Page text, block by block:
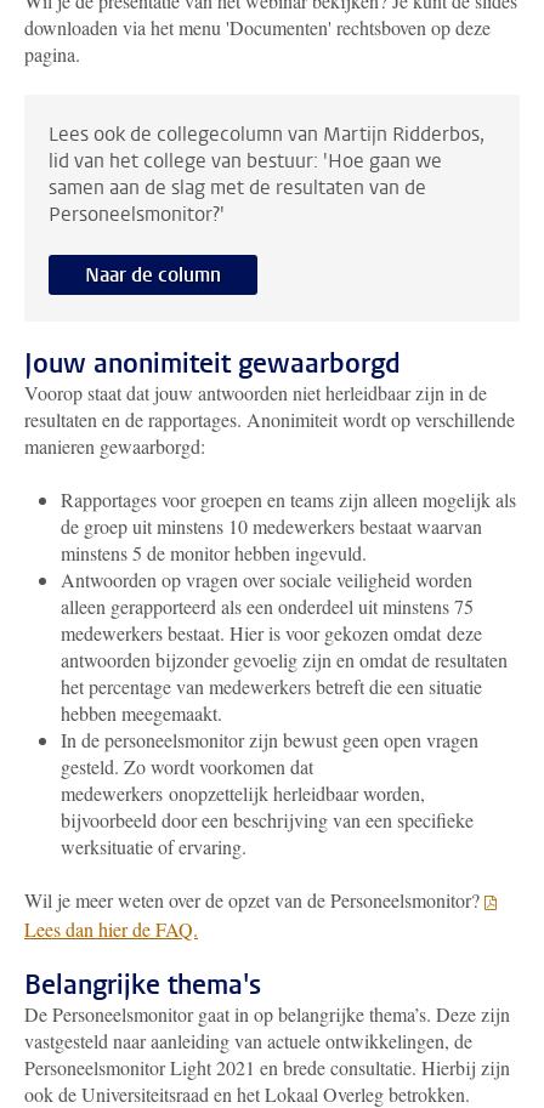
downloaden via het menu 'Documenten' rechtsboven op deze
pagina.
Lees ook de collegecolumn van Martijn Ridderbos,
lid van het college van bestuur: 'Hoe gaan we
samen aan de slag met de resultaten van de
Personeelsmonitor?'
Naar de column
Jouw anonimiteit gewaarborgd
Voorop staat dat jouw antwoorden niet herleidbaar zijn in de
resultaten en de rapportages. Anonimiteit wordt op verschillende
manieren gewaarborgd:
Rapportages voor groepen en teams zijn alleen mogelijk als
de groep uit minstens 10 medewerkers bestaat waarvan
minstens 5 de monitor hebben ingevuld.
Antwoorden op vragen over sociale veiligheid worden
alleen gerapporteerd als een onderdeel uit minstens 75
medewerkers bestaat. Hier is voor gekozen omdat deze
antwoorden bijzonder gevoelig zijn en omdat de resultaten
het percentage van medewerkers betreft die een situatie
hebben meegemaakt.
In de personeelsmonitor zijn bewust geen open vragen
gesteld. Zo wordt voorkomen dat
medewerkers onopzettelijk herleidbaar worden,
bijvoorbeeld door een beschrijving van een specifieke
werksituatie of ervaring.
Wil je meer weten over de opzet van de Personeelsmonitor?
Lees dan hier de FAQ.
Belangrijke thema's
De Personeelsmonitor gaat in op belangrijke thema’s. Deze zijn
vastgesteld naar aanleiding van actuele ontwikkelingen, de
Personeelsmonitor Light 2021 en brede consultatie. Hierbij zijn
ook de Universiteitsraad en het Lokaal Overleg betrokken.